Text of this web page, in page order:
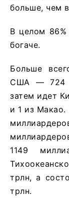
больше, чем
В целом 86%
богаче.
Больше
США — 724
затем идет
и 1 из
1149
трлн, а
трлн.